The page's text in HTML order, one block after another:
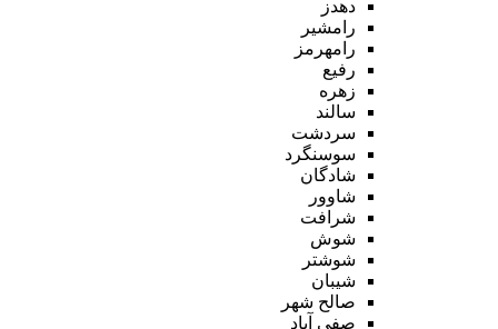
دهدز
رامشیر
رامهرمز
رفیع
زهره
سالند
سردشت
سوسنگرد
شادگان
شاوور
شرافت
شوش
شوشتر
شیبان
صالح شهر
صفی آباد